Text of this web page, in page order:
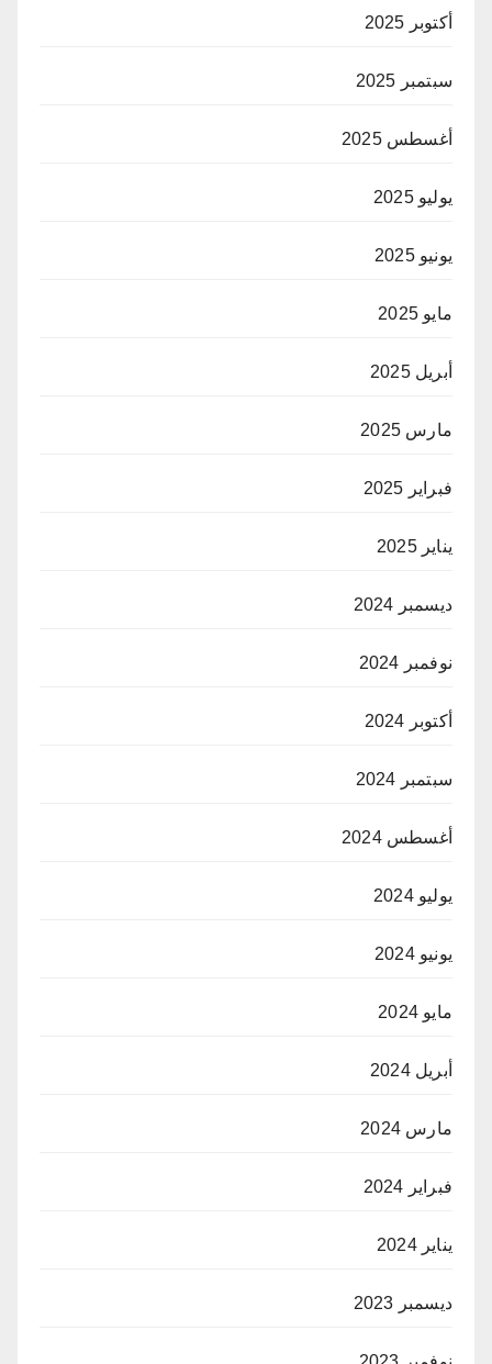
أكتوبر 2025
سبتمبر 2025
أغسطس 2025
يوليو 2025
يونيو 2025
مايو 2025
أبريل 2025
مارس 2025
فبراير 2025
يناير 2025
ديسمبر 2024
نوفمبر 2024
أكتوبر 2024
سبتمبر 2024
أغسطس 2024
يوليو 2024
يونيو 2024
مايو 2024
أبريل 2024
مارس 2024
فبراير 2024
يناير 2024
ديسمبر 2023